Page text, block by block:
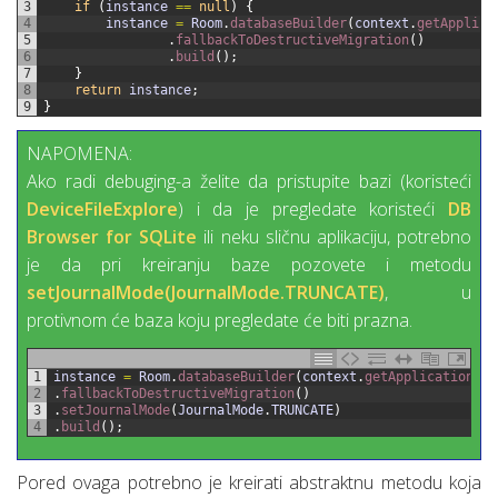
3
4
5
6
7
8
9
if ( instance == null )
{
instance = Room.databaseBuilder( context .
. fallbackToDestructiveMigration ( )
. build ( ) ;
}
return instance;
}
NAPOMENA:
Ako radi debuging-a želite da pristupite bazi (koristeći
DeviceFileExplore) i da je pregledate koristeći DB
Browser for SQLite ili neku sličnu aplikaciju, potrebno
je da pri kreiranju baze pozovete i metodu
setJournalMode(JournalMode.TRUNCATE), u
protivnom će baza koju pregledate će biti prazna.
1
2
3
4
instance = Room.databaseBuilder( context .
. fallbackToDestructiveMigration ( )
. setJournalMode(JournalMode.TRUNCATE)
. build ( ) ;
Pored ovaga potrebno je kreirati abstraktnu metodu koja